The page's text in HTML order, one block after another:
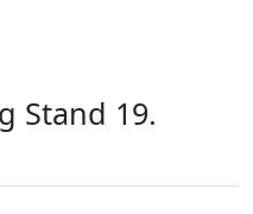
Stand 19.